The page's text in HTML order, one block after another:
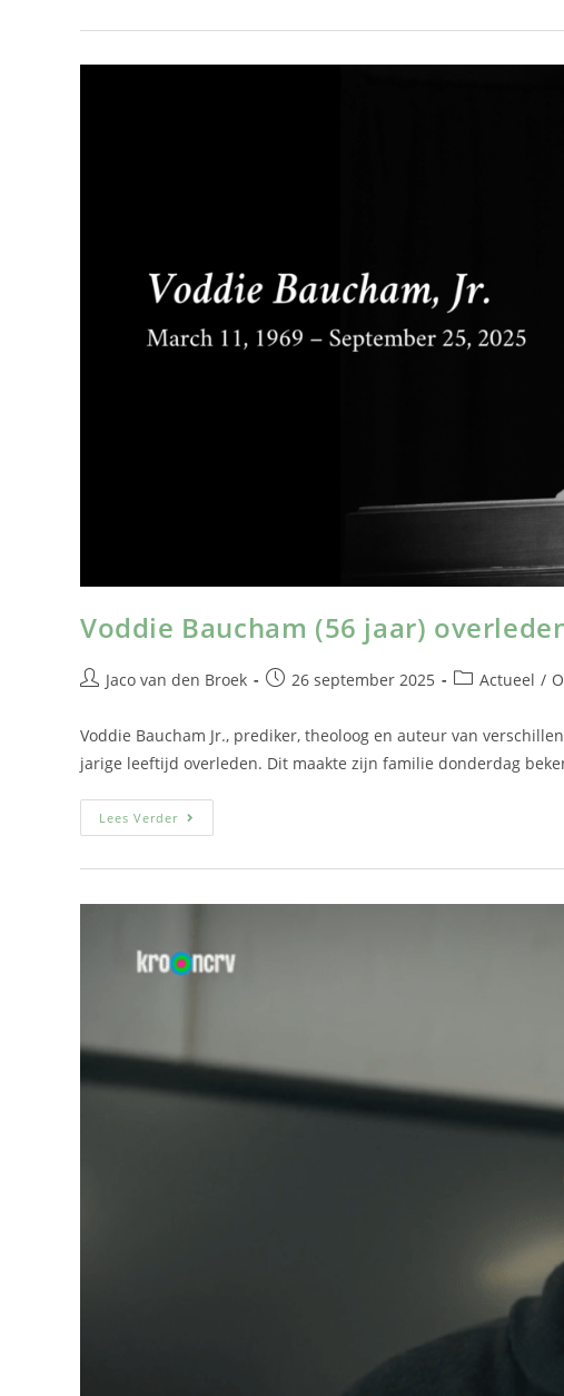
Voddie Baucham (56 jaar)
Jaco van den Broek 26 september 2025 Actueel /
Voddie Baucham Jr., prediker, theoloog en auteur van
jarige leeftijd overleden. Dit maakte zijn familie donderdag
Lees Verder